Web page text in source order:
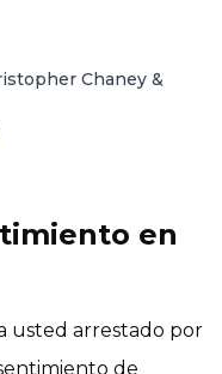
Chaney &
en
usted arrestado por
de